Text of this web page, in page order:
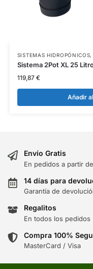
SISTEMAS HIDROPÓNICOS,
Sistema 2Pot XL 25
119,87 €
Añadir
Envío Gratis
En pedidos a partir
14 días para
Garantía de
Regalitos
En todos los pedidos
Compra 100%
MasterCard / Visa